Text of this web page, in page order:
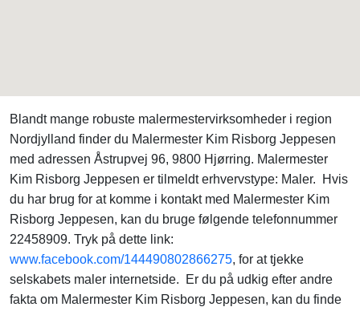
Blandt mange robuste malermestervirksomheder i region
Nordjylland finder du Malermester Kim Risborg Jeppesen
med adressen Åstrupvej 96, 9800 Hjørring. Malermester
Kim Risborg Jeppesen er tilmeldt erhvervstype: Maler. Hvis
du har brug for at komme i kontakt med Malermester Kim
Risborg Jeppesen, kan du bruge følgende telefonnummer
22458909. Tryk på dette link:
www.facebook.com/144490802866275, for at tjekke
selskabets maler internetside. Er du på udkig efter andre
fakta om Malermester Kim Risborg Jeppesen, kan du finde